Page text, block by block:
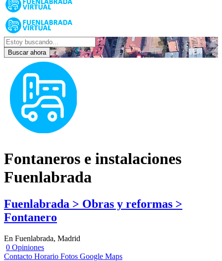
Buscar ahora
Fontaneros e instalaciones
Fuenlabrada
Fuenlabrada > Obras y reformas >
Fontanero
En Fuenlabrada, Madrid
0 Opiniones
Contacto Horario Fotos Google Maps